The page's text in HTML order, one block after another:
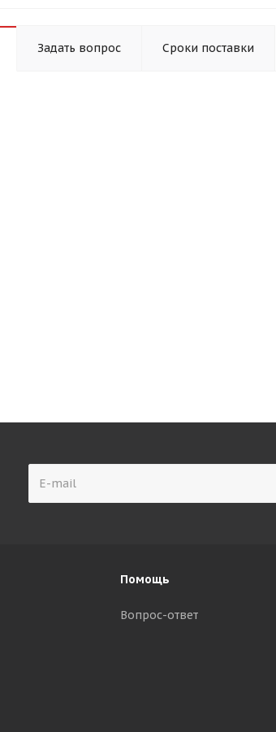
Задать вопрос Сроки поставки
Помощь
Вопрос-ответ